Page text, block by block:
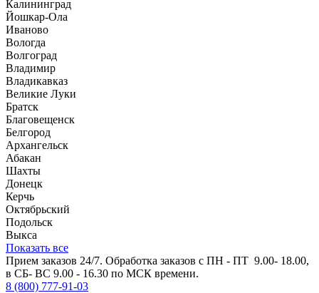
Калининград
Йошкар-Ола
Иваново
Вологда
Волгоград
Владимир
Владикавказ
Великие Луки
Братск
Благовещенск
Белгород
Архангельск
Абакан
Шахты
Донецк
Керчь
Октябрьский
Подольск
Выкса
Показать все
Прием заказов 24/7. Обработка заказов с ПН - ПТ 9.00- 18.00,
в СБ- ВС 9.00 - 16.30 по МСК времени.
8 (800) 777-91-03